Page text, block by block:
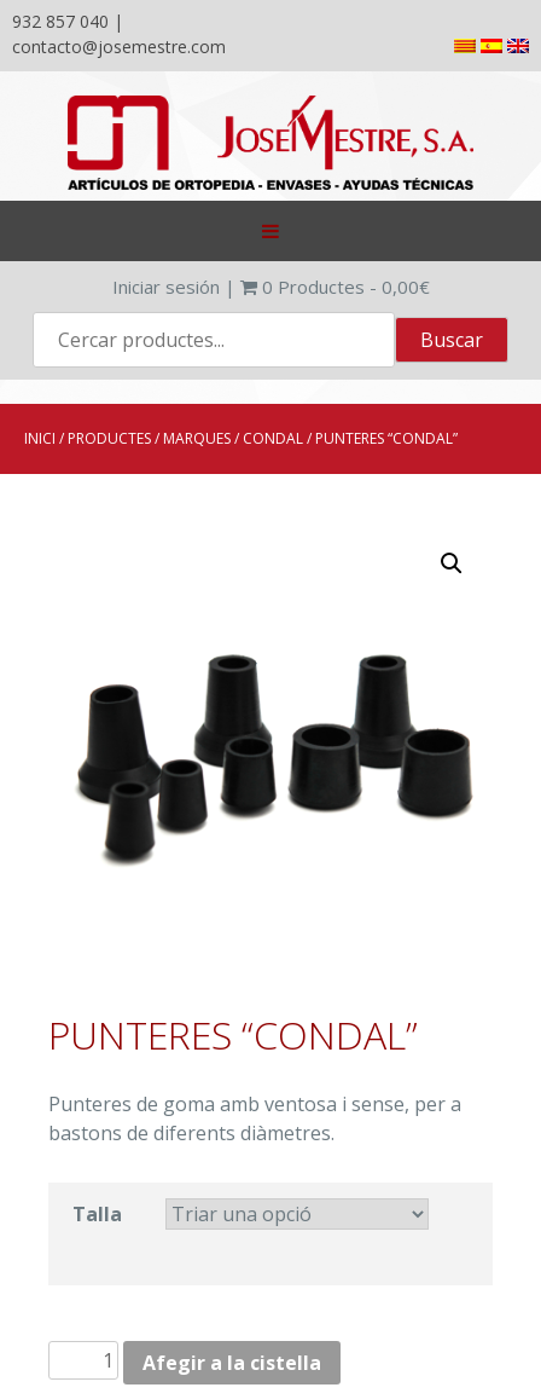
932 857 040 |
contacto@josemestre.com
content
Iniciar sesión | 0 Productes - 0,00€
INICI / PRODUCTES/ MARQUES/ CONDAL/ PUNTERES “CONDAL”
PUNTERES “CONDAL”
Punteres de goma amb ventosa i sense, per a
bastons de diferents diàmetres.
Talla
quantitat
de
Afegir a la cistella